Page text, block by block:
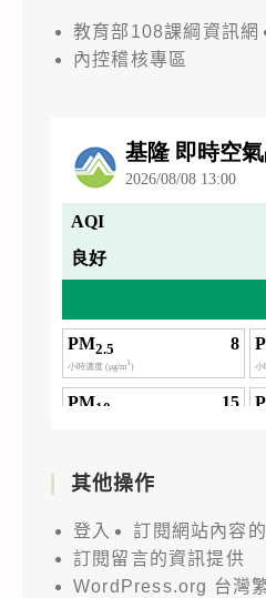
教育部108課綱資訊網
內控稽核專區
其他操作
登入
訂閱網站內容
訂閱留言的資訊提供
WordPress.org 台灣